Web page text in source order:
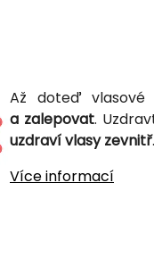
Až doteď vlasové
a zalepovat.
uzdraví vlasy zevnitř.
Více informací